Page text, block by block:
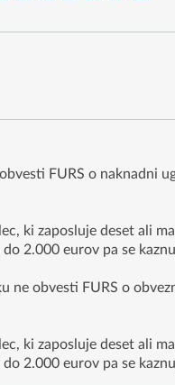
FURS o naknadni
ki zaposluje deset ali
2.000 eurov pa se
ne obvesti FURS o
ki zaposluje deset ali
2.000 eurov pa se